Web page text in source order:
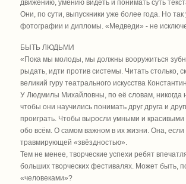
движению, умению видеть и понимать суть
Они, по сути, выпускники уже более года. Но
фотографии и дипломы. «Медведи» - не
БЫТЬ ЛЮДЬМИ
«Пока мы молоды, мы должны вооружиться
рыдать, идти против системы. Читать столько,
великий гуру театрального искусства
У Людмилы Михайловны, по её словам, никогда
чтобы они научились понимать друг друга и
проиграть. Чтобы выросли умными и
обо всём. О самом важном в их жизни. Она, если
травмирующей «звёздностью».
Тем не менее, творческие успехи ребят
больших творческих фестивалях. Может быть,
«человеками»?